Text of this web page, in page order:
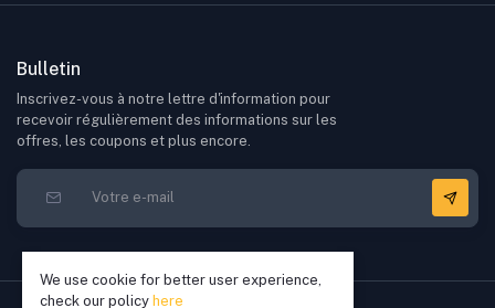
Bulletin
Inscrivez-vous à notre lettre d'information pour
recevoir régulièrement des informations sur les
offres, les coupons et plus encore.
We use cookie for better user experience,
check our policy here